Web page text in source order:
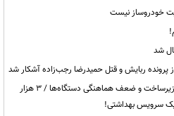
خودروساز نیست
شد
از پرونده ربایش و قتل حمیدرضا رجب‌زاده آشکار شد
ریمـدان؛ مرزی گرفتار در صف، کمبود زیرساخت و ضعف هماهنگی دستگاه‌ها / ۳ هزار
یک سرویس بهداشتی!